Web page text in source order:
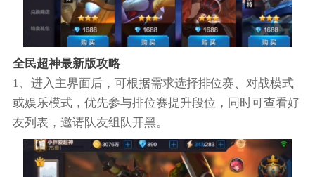
全民超神最新版攻略
1、进入主界面后，可根据需求选择排位赛、对战模式
或娱乐模式，优先参与排位赛提升段位，同时可查看好
友列表，邀请队友组队开黑。